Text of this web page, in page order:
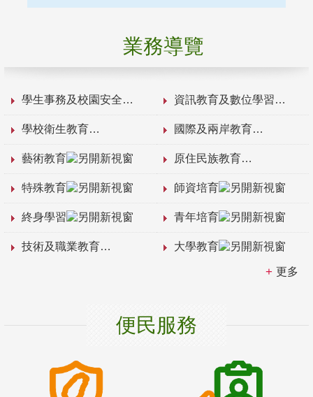
業務導覽
學生事務及校園安全 資訊教育及數位學習
學校衛生教育 國際及兩岸教育
藝術教育 原住民族教育
特殊教育 師資培育
終身學習 青年培育
技術及職業教育 大學教育
更多
便民服務